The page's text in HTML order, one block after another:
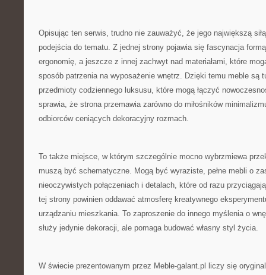
Opisując ten serwis, trudno nie zauważyć, że jego największą
podejścia do tematu. Z jednej strony pojawia się fascynacja
ergonomię, a jeszcze z innej zachwyt nad materiałami, które
sposób patrzenia na wyposażenie wnętrz. Dzięki temu meble są
przedmioty codziennego luksusu, które mogą łączyć
sprawia, że strona przemawia zarówno do miłośników
odbiorców ceniących dekoracyjny rozmach.
To także miejsce, w którym szczególnie mocno wybrzmiewa
muszą być schematyczne. Mogą być wyraziste, pełne mebli o
nieoczywistych połączeniach i detalach, które od razu
tej strony powinien oddawać atmosferę kreatywnego
urządzaniu mieszkania. To zaproszenie do innego myślenia o
służy jedynie dekoracji, ale pomaga budować własny styl życia.
W świecie prezentowanym przez Meble-galant.pl liczy się